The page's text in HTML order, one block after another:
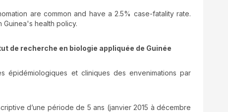
are common and have a 2.5% case-fatality rate.
health policy.
de recherche en biologie appliquée de Guinée
et cliniques des envenimations par
d’une période de 5 ans (janvier 2015 à décembre